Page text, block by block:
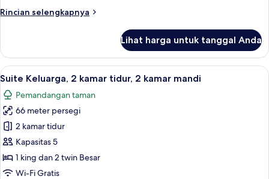
Access
Rincian selengkapnya
Rincian
Deluxe
Lagoon
Room,
Access
Lihat harga untuk tanggal Anda
Lihat
semua
foto
untuk
Suite
Keluarga,
2
kamar
Minibar gratis, brankas, meja kerja,
7
Suite Keluarga, 2 kamar tidur, 2 kamar mandi
Pemandangan taman
66 meter persegi
2 kamar tidur
Kapasitas 5
1 king dan 2 twin Besar
Wi-Fi Gratis